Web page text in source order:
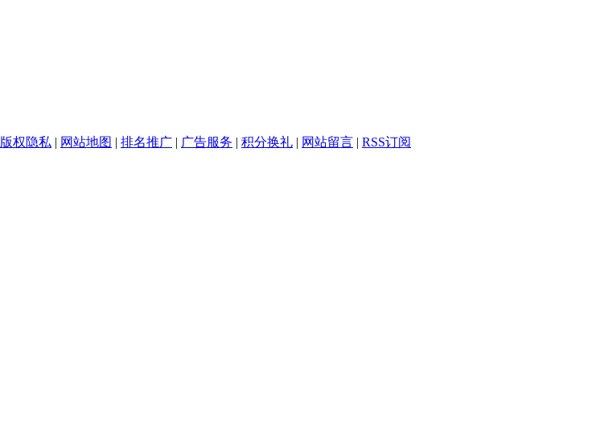
版权隐私 | 网站地图 | 排名推广 | 广告服务 | 积分换礼 | 网站留言 | RSS订阅